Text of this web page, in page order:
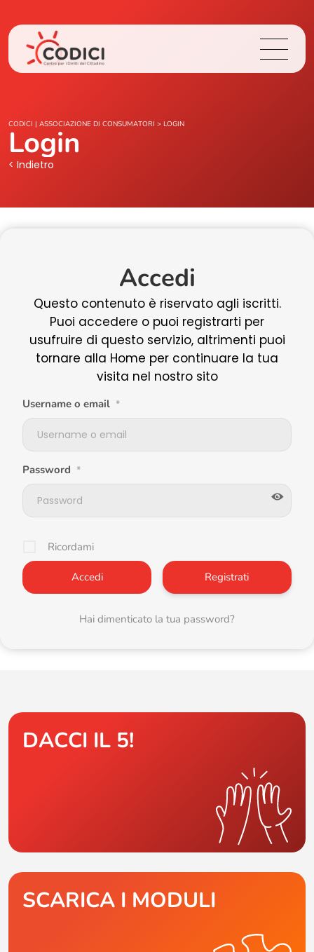
Chi Siamo
Cosa Facciamo
Login
CODICI | ASSOCIAZIONE DI CONSUMATORI > LOGIN
Login
< Indietro
Accedi
Questo contenuto è riservato agli iscritti.
Puoi accedere o puoi registrarti per
usufruire di questo servizio, altrimenti puoi
tornare alla Home per continuare la tua
visita nel nostro sito
Username o email *
Password *
Ricordami
Registrati
Hai dimenticato la tua password?
DACCI IL 5!
SCARICA I MODULI